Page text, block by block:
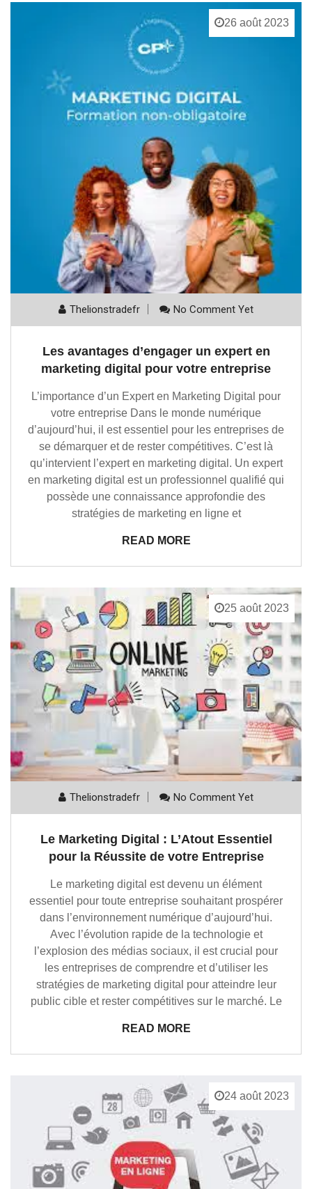
26 août 2023
Thelionstradefr No Comment Yet
Les avantages d’engager un expert en
marketing digital pour votre entreprise
L’importance d’un Expert en Marketing Digital pour
votre entreprise Dans le monde numérique
d’aujourd’hui, il est essentiel pour les entreprises de
se démarquer et de rester compétitives. C’est là
qu’intervient l’expert en marketing digital. Un expert
en marketing digital est un professionnel qualifié qui
possède une connaissance approfondie des
stratégies de marketing en ligne et
READ MORE
25 août 2023
Thelionstradefr No Comment Yet
Le Marketing Digital : L’Atout Essentiel
pour la Réussite de votre Entreprise
Le marketing digital est devenu un élément
essentiel pour toute entreprise souhaitant prospérer
dans l’environnement numérique d’aujourd’hui.
Avec l’évolution rapide de la technologie et
l’explosion des médias sociaux, il est crucial pour
les entreprises de comprendre et d’utiliser les
stratégies de marketing digital pour atteindre leur
public cible et rester compétitives sur le marché. Le
READ MORE
24 août 2023